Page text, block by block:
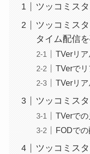
ツッコミス
ツッコミス
タイム配信
TVerリ
TVerで
TVerリ
ツッコミス
TVerで
FODでの
ツッコミス